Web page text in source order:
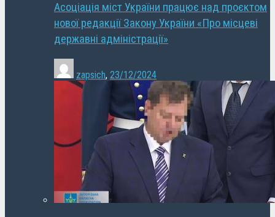
Асоціація міст України працює над проєктом
нової редакції Закону України «Про місцеві
державні адміністрації»
zapsich, 23/12/2024